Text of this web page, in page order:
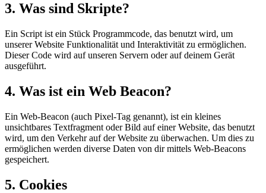
3. Was sind Skripte?
Ein Script ist ein Stück Programmcode, das benutzt wird, um
unserer Website Funktionalität und Interaktivität zu ermöglichen.
Dieser Code wird auf unseren Servern oder auf deinem Gerät
ausgeführt.
4. Was ist ein Web Beacon?
Ein Web-Beacon (auch Pixel-Tag genannt), ist ein kleines
unsichtbares Textfragment oder Bild auf einer Website, das benutzt
wird, um den Verkehr auf der Website zu überwachen. Um dies zu
ermöglichen werden diverse Daten von dir mittels Web-Beacons
gespeichert.
5. Cookies